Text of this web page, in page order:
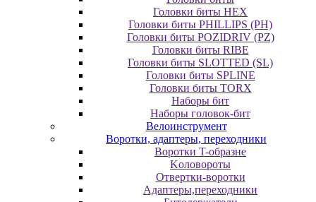
Головки биты HEX
Головки биты PHILLIPS (PH)
Головки биты POZIDRIV (PZ)
Головки биты RIBE
Головки биты SLOTTED (SL)
Головки биты SPLINE
Головки биты TORX
Наборы бит
Наборы головок-бит
Велоинструмент
Воротки, адаптеры, переходники
Bopoтки T-oбpaзне
Koлoвopoты
Oтвepтки-вopoтки
Адаптеры,переходники